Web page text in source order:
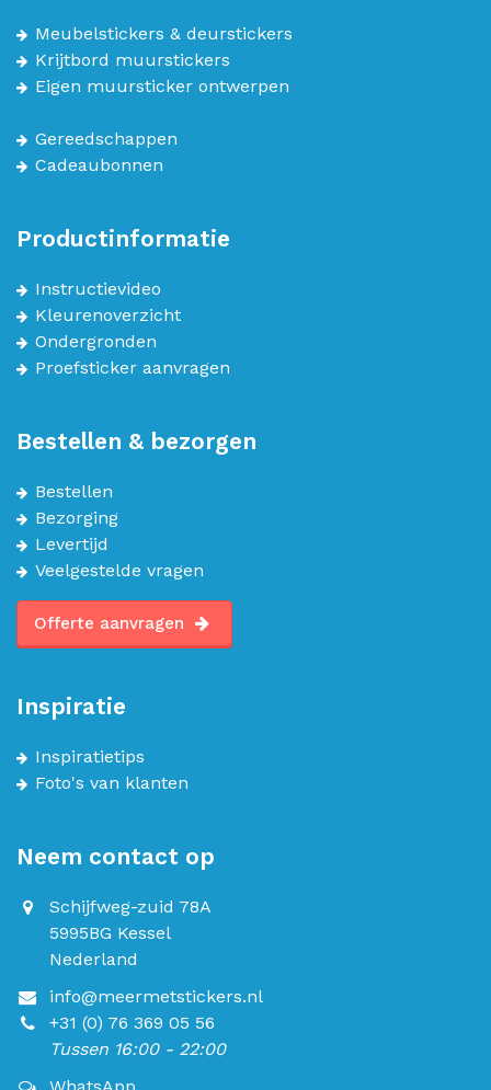
Meubelstickers & deurstickers
Krijtbord muurstickers
Eigen muursticker ontwerpen
Gereedschappen
Cadeaubonnen
Productinformatie
Instructievideo
Kleurenoverzicht
Ondergronden
Proefsticker aanvragen
Bestellen & bezorgen
Bestellen
Bezorging
Levertijd
Veelgestelde vragen
Offerte aanvragen
Inspiratie
Inspiratietips
Foto's van klanten
Neem contact op
Schijfweg-zuid 78A
5995BG Kessel
Nederland
info@meermetstickers.nl
+31 (0) 76 369 05 56
Tussen 16:00 - 22:00